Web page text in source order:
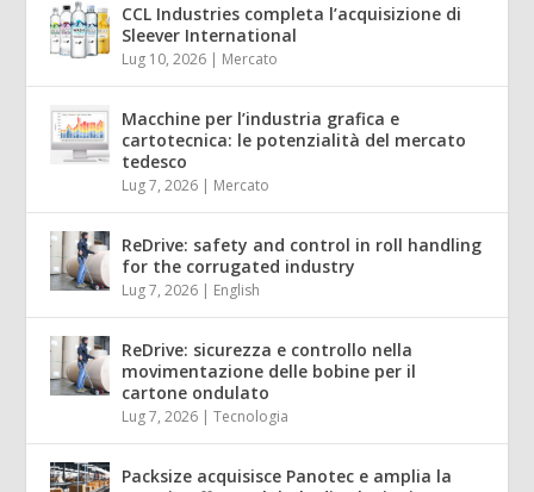
CCL Industries completa l’acquisizione di
Sleever International
Lug 10, 2026 | Mercato
Macchine per l’industria grafica e
cartotecnica: le potenzialità del mercato
tedesco
Lug 7, 2026 | Mercato
ReDrive: safety and control in roll handling
for the corrugated industry
Lug 7, 2026 | English
ReDrive: sicurezza e controllo nella
movimentazione delle bobine per il
cartone ondulato
Lug 7, 2026 |Tecnologia
Packsize acquisisce Panotec e amplia la